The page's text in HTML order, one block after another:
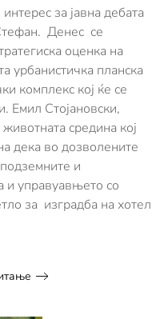
хотелскиот
комплекс
кај
Св.
Стефан
не
придзвика
интерес
кај
граѓаните
за
дебата
за јавна дебата
Денес се
оценка на
урбанистичка планска
комплекс кој ќе се
Емил Стојановски,
средина кој
дека во дозволените
и
и управуавњето со
за изградба на хотел